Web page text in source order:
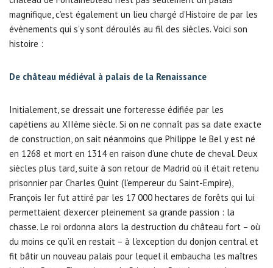
magnifique, c’est également un lieu chargé d’Histoire de par les
évènements qui s’y sont déroulés au fil des siècles. Voici son
histoire :
De château médiéval à palais de la Renaissance
Initialement, se dressait une forteresse édifiée par les
capétiens au XIIème siècle. Si on ne connaît pas sa date exacte
de construction, on sait néanmoins que Philippe le Bel y est né
en 1268 et mort en 1314 en raison d’une chute de cheval. Deux
siècles plus tard, suite à son retour de Madrid où il était retenu
prisonnier par Charles Quint (l’empereur du Saint-Empire),
François Ier fut attiré par les 17 000 hectares de forêts qui lui
permettaient d’exercer pleinement sa grande passion : la
chasse. Le roi ordonna alors la destruction du château fort – où
du moins ce qu’il en restait – à l’exception du donjon central et
fit bâtir un nouveau palais pour lequel il embaucha les maîtres